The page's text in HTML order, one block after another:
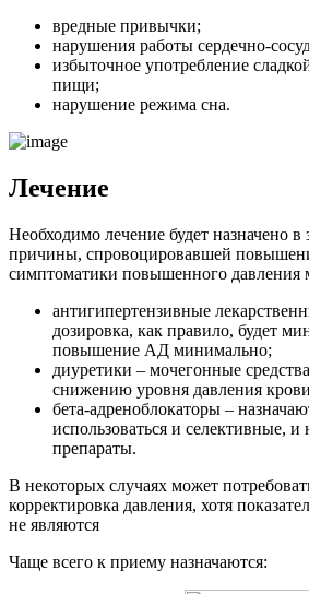
вредные привычки;
нарушения работы сердечно-
избыточное употребление
пищи;
нарушение режима сна.
Лечение
Необходимо лечение будет назначено в
причины, спровоцировавшей
симптоматики повышенного давления
антигипертензивные
дозировка, как правило, будет
повышение АД минимально;
диуретики – мочегонные
снижению уровня давления
бета-адреноблокаторы –
использоваться и селективные, и
препараты.
В некоторых случаях может
корректировка давления, хотя
не являются
Чаще всего к приему назначаются: